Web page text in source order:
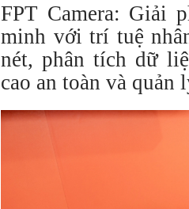
FPT Camera: Giải
minh với trí tuệ
nét, phân tích dữ
cao an toàn và quản